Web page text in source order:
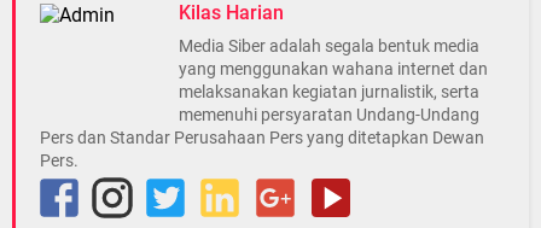
Kilas Harian
Media Siber adalah segala bentuk media
yang menggunakan wahana internet dan
melaksanakan kegiatan jurnalistik, serta
memenuhi persyaratan Undang-Undang
Pers dan Standar Perusahaan Pers yang ditetapkan Dewan
Pers.